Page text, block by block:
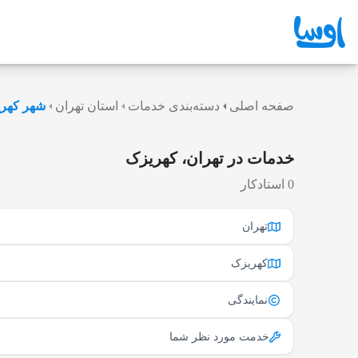
صفحه اصلی دسته‌بندی خدمات استان تهران شهر
خدمات در تهران، کهریزک
0 استادکار
تهران
کهریزک
نمایندگی
خدمت مورد نظر شما